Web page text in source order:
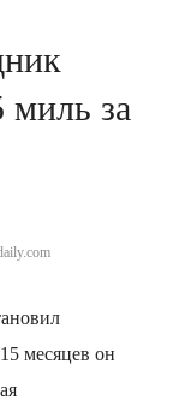
миль за
месяцев он